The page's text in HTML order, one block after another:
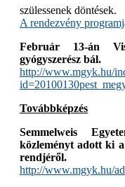
szülessenek döntések.
A rendezvény
Február 13-án
gyógyszerész bál.
http://www.mgyk.hu/
Továbbképzés
Semmelweis
közleményt adott ki
rendjéről.
http://www.mgyk.hu/